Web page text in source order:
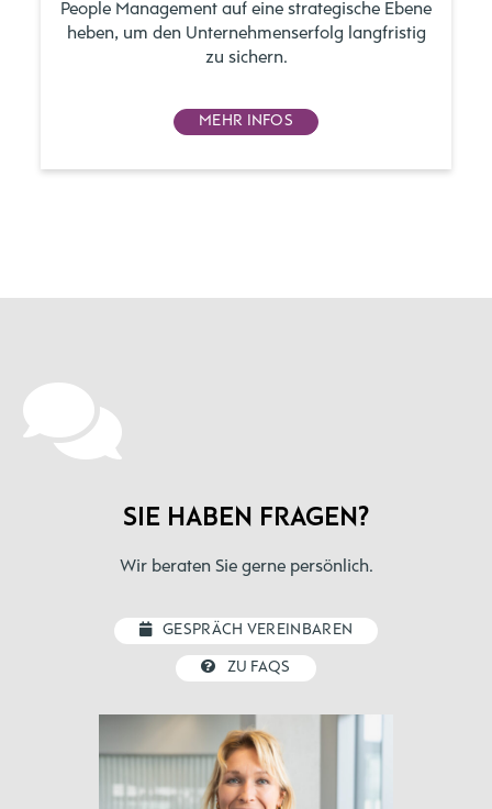
People Management auf eine strategische Ebene
heben, um den Unternehmenserfolg langfristig
zu sichern.
MEHR INFOS
SIE HABEN FRAGEN?
Wir beraten Sie gerne persönlich.
GESPRÄCH VEREINBAREN
ZU FAQS